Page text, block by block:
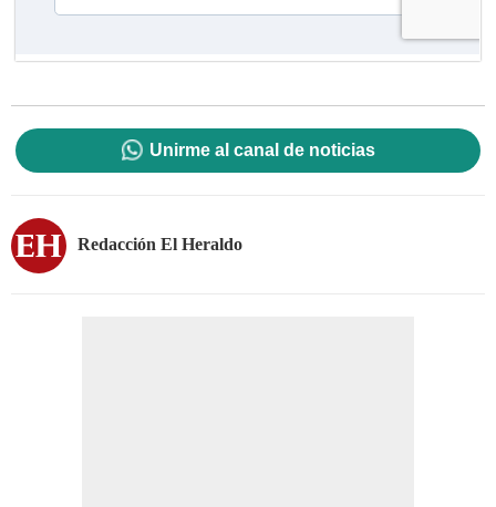
Unirme al canal de noticias
Redacción El Heraldo